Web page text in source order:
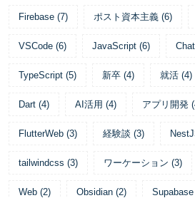
Firebase (7) ポスト資本主義 (6)
VSCode (6) JavaScript (6)
TypeScript (5) 新卒 (4) 就活 (4)
Dart (4) AI活用 (4) アプリ開発 (
FlutterWeb (3) 経験談 (3)
tailwindcss (3) ワーケーション (3)
Web (2) Obsidian (2) Supabase